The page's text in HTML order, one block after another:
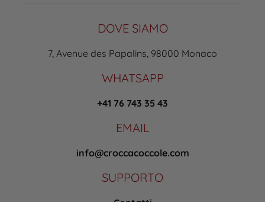
DOVE SIAMO
7, Avenue des Papalins, 98000 Monaco
WHATSAPP
+41 76 743 35 43
EMAIL
info@croccacoccole.com
SUPPORTO